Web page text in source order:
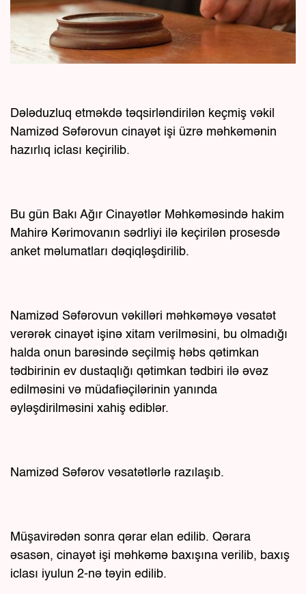
Dələduzluq etməkdə təqsirləndirilən keçmiş vəkil
Namizəd Səfərovun cinayət işi üzrə məhkəmənin
hazırlıq iclası keçirilib.
Bu gün Bakı Ağır Cinayətlər Məhkəməsində hakim
Mahirə Kərimovanın sədrliyi ilə keçirilən prosesdə
anket məlumatları dəqiqləşdirilib.
Namizəd Səfərovun vəkilləri məhkəməyə vəsatət
verərək cinayət işinə xitam verilməsini, bu olmadığı
halda onun barəsində seçilmiş həbs qətimkan
tədbirinin ev dustaqlığı qətimkan tədbiri ilə əvəz
edilməsini və müdafiəçilərinin yanında
əyləşdirilməsini xahiş ediblər.
Namizəd Səfərov vəsatətlərlə razılaşıb.
Müşavirədən sonra qərar elan edilib. Qərara
əsasən, cinayət işi məhkəmə baxışına verilib, baxış
iclası iyulun 2-nə təyin edilib.